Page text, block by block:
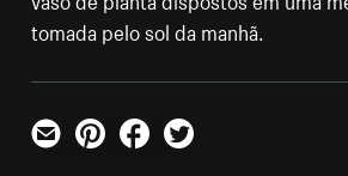
tomada pelo sol da manhã.
E-mailPinterestFacebookTwitter